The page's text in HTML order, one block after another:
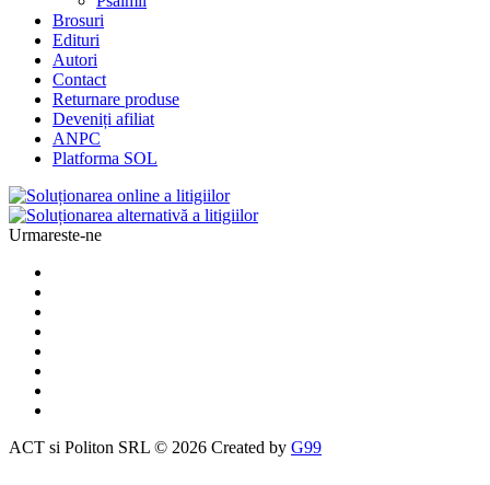
Brosuri
Edituri
Autori
Contact
Returnare produse
Deveniți afiliat
ANPC
Platforma SOL
Urmareste-ne
ACT si Politon SRL © 2026 Created by G99